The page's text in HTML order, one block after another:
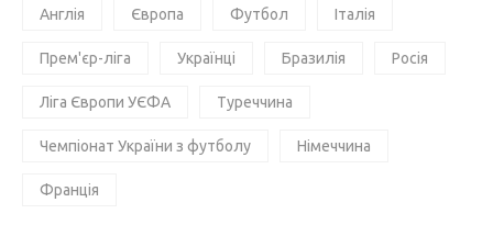
Англія Європа Футбол Італія
Прем'єр-ліга Українці Бразилія Росія
Ліга Європи УЄФА Туреччина
Чемпіонат України з футболу Німеччина
Франція